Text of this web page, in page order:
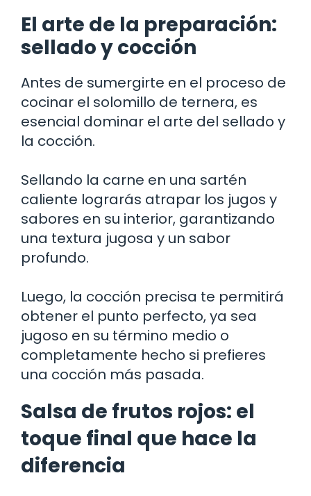
El arte de la preparación:
sellado y cocción
Antes de sumergirte en el proceso de
cocinar el solomillo de ternera, es
esencial dominar el arte del sellado y
la cocción.
Sellando la carne en una sartén
caliente lograrás atrapar los jugos y
sabores en su interior, garantizando
una textura jugosa y un sabor
profundo.
Luego, la cocción precisa te permitirá
obtener el punto perfecto, ya sea
jugoso en su término medio o
completamente hecho si prefieres
una cocción más pasada.
Salsa de frutos rojos: el
toque final que hace la
diferencia